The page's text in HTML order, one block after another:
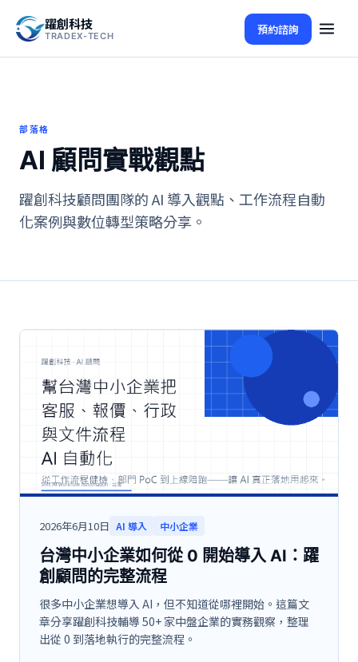
躍創科技
TRADEX-TECH 預約諮詢
部落格
AI 顧問實戰觀點
躍創科技顧問團隊的 AI 導入觀點、工作流程自動
化案例與數位轉型策略分享。
2026年6月10日 AI 導入 中小企業
台灣中小企業如何從 0 開始導入 AI：躍
創顧問的完整流程
很多中小企業想導入 AI，但不知道從哪裡開始。這篇文
章分享躍創科技輔導 50+ 家中盤企業的實務觀察，整理
出從 0 到落地執行的完整流程。